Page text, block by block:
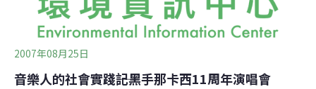
2007年08月25日
音樂人的社會實踐――記黑手那卡西11周年演唱會